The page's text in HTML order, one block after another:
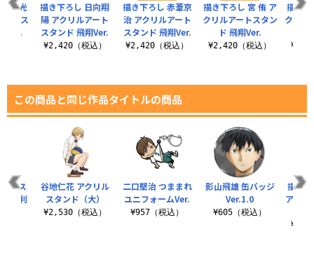
描き下ろし 赤葦京
治 アクリルアート
スタンド 飛翔Ver.
¥2,420（税込）
描き下ろし 宮 侑 ア
クリルアートスタン
ド 飛翔Ver.
¥2,420（税込）
描き下
クリル
兎光
ペス
Ver.
描き下ろし 日向翔
陽 アクリルアート
スタンド 飛翔Ver.
¥2,420（税込）
この商品と同じ作品タイトルの商品
二口堅治 つままれ
ユニフォームVer.
¥957（税込）
影山飛雄 缶バッジ
Ver.1.0
¥605（税込）
描き
アクリ
ルス
勝利
谷地仁花 アクリル
スタンド（大）
¥2,530（税込）